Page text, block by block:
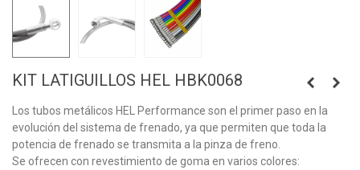
KIT LATIGUILLOS HEL HBK0068
Los tubos metálicos HEL Performance son el primer paso en la
evolución del sistema de frenado, ya que permiten que toda la
potencia de frenado se transmita a la pinza de freno.
Se ofrecen con revestimiento de goma en varios colores: